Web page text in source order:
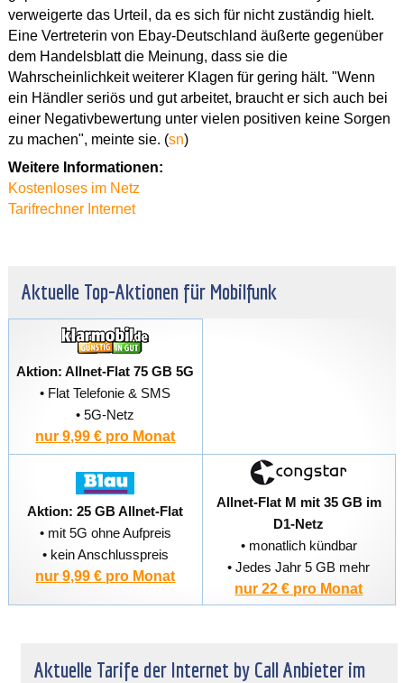
verweigerte das Urteil, da es sich für nicht zuständig hielt.
Eine Vertreterin von Ebay-Deutschland äußerte gegenüber
dem Handelsblatt die Meinung, dass sie die
Wahrscheinlichkeit weiterer Klagen für gering hält. "Wenn
ein Händler seriös und gut arbeitet, braucht er sich auch bei
einer Negativbewertung unter vielen positiven keine Sorgen
zu machen", meinte sie. (sn)
Weitere Informationen:
Kostenloses im Netz
Tarifrechner Internet
Aktuelle Top-Aktionen für Mobilfunk
Aktion: Allnet-Flat 75 GB 5G
• Flat Telefonie & SMS
• 5G-Netz
nur 9,99 € pro Monat
Aktion: 25 GB Allnet-Flat
• mit 5G ohne Aufpreis
• kein Anschlusspreis
nur 9,99 € pro Monat
Allnet-Flat M mit 35 GB im
D1-Netz
• monatlich kündbar
• Jedes Jahr 5 GB mehr
nur 22 € pro Monat
Aktuelle Tarife der Internet by Call Anbieter im